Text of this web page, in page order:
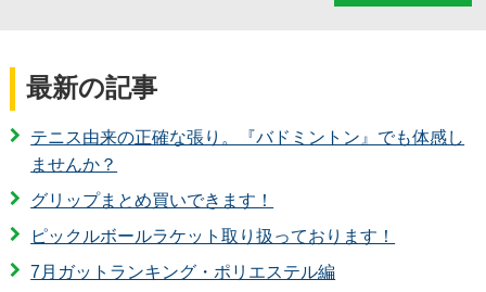
最新の記事
テニス由来の正確な張り。『バドミントン』でも体感し
ませんか？
グリップまとめ買いできます！
ピックルボールラケット取り扱っております！
7月ガットランキング・ポリエステル編